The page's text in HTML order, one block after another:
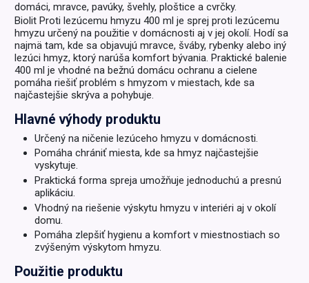
domáci, mravce, pavúky, švehly, ploštice a cvrčky.
Biolit Proti lezúcemu hmyzu 400 ml je sprej proti lezúcemu
hmyzu určený na použitie v domácnosti aj v jej okolí. Hodí sa
najmä tam, kde sa objavujú mravce, šváby, rybenky alebo iný
lezúci hmyz, ktorý narúša komfort bývania. Praktické balenie
400 ml je vhodné na bežnú domácu ochranu a cielene
pomáha riešiť problém s hmyzom v miestach, kde sa
najčastejšie skrýva a pohybuje.
Hlavné výhody produktu
Určený na ničenie lezúceho hmyzu v domácnosti.
Pomáha chrániť miesta, kde sa hmyz najčastejšie
vyskytuje.
Praktická forma spreja umožňuje jednoduchú a presnú
aplikáciu.
Vhodný na riešenie výskytu hmyzu v interiéri aj v okolí
domu.
Pomáha zlepšiť hygienu a komfort v miestnostiach so
zvýšeným výskytom hmyzu.
Použitie produktu